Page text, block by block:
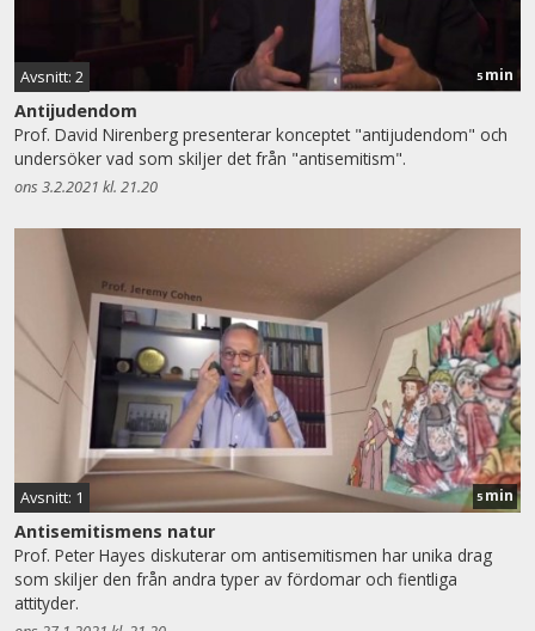
Avsnitt: 2 5 min
Antijudendom
Prof. David Nirenberg presenterar konceptet "antijudendom" och
undersöker vad som skiljer det från "antisemitism".
ons 3.2.2021 kl. 21.20
Avsnitt: 1 5 min
Antisemitismens natur
Prof. Peter Hayes diskuterar om antisemitismen har unika drag
som skiljer den från andra typer av fördomar och fientliga
attityder.